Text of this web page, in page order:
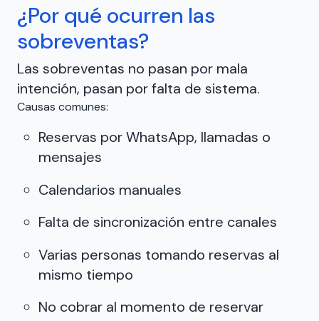
¿Por qué ocurren las
sobreventas?
Las sobreventas no pasan por mala
intención, pasan por falta de sistema.
Causas comunes:
Reservas por WhatsApp, llamadas o
mensajes
Calendarios manuales
Falta de sincronización entre canales
Varias personas tomando reservas al
mismo tiempo
No cobrar al momento de reservar